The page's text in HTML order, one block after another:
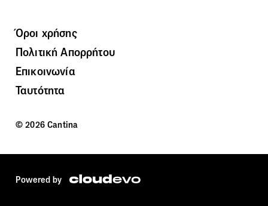
Όροι χρήσης
Πολιτική Απορρήτου
Επικοινωνία
Ταυτότητα
© 2026 Cantina
Powered by